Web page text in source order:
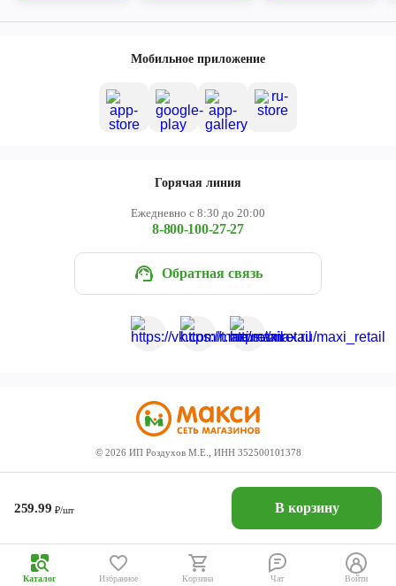
259.99 ₽/шт В корзину
Мобильное приложение
Горячая линия
Ежедневно с 8:30 до 20:00
8-800-100-27-27
Обратная связь
© 2026 ИП Роздухов М.Е., ИНН 352500101378
Каталог Избранное Корзина Чат Войти